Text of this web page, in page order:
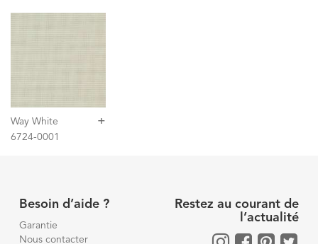
+
Way White
6724-0001
Besoin d’aide ?
Garantie
Nous contacter
Restez au courant de
l’actualité